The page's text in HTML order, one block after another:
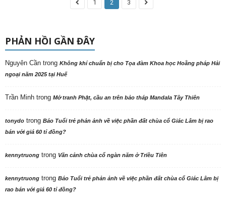
1 2 3
PHẢN HỒI GẦN ĐÂY
Nguyên Cần trong Không khí chuẩn bị cho Tọa đàm Khoa học Hoằng pháp Hải
ngoại năm 2025 tại Huế
Trần Minh trong Mở tranh Phật, cầu an trên bảo tháp Mandala Tây Thiên
tonydo trong Báo Tuổi trẻ phản ảnh về việc phần đất chùa cổ Giác Lâm bị rao
bán với giá 60 tỉ đồng?
kennytruong trong Vãn cảnh chùa cổ ngàn năm ở Triều Tiên
kennytruong trong Báo Tuổi trẻ phản ảnh về việc phần đất chùa cổ Giác Lâm bị
rao bán với giá 60 tỉ đồng?